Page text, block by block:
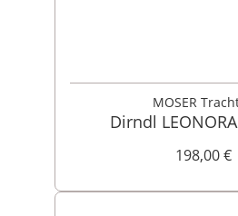
MOSER
Dirndl
198,00 €